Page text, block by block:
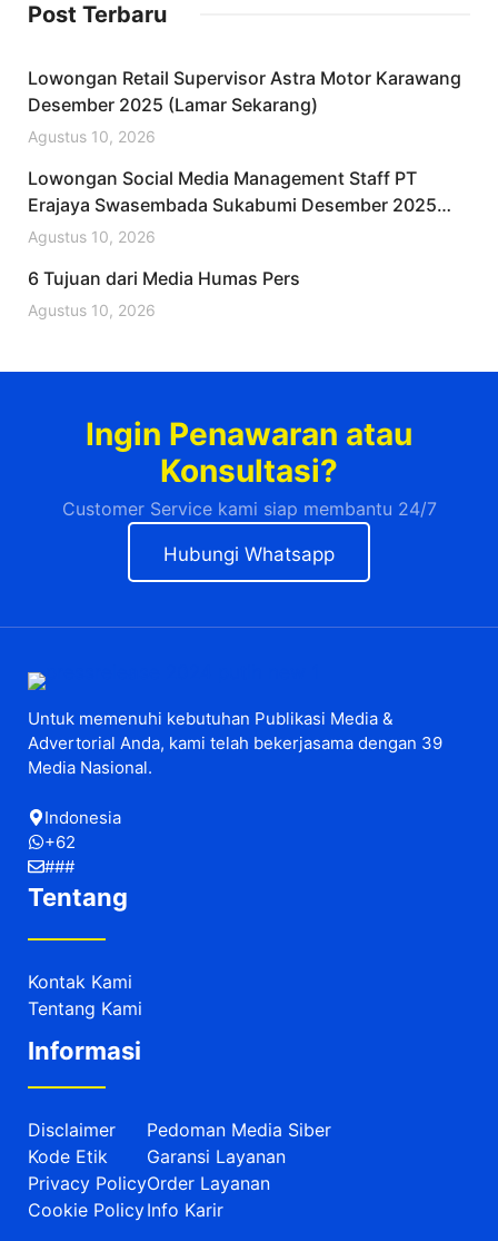
Post Terbaru
Lowongan Retail Supervisor Astra Motor Karawang
Desember 2025 (Lamar Sekarang)
Agustus 10, 2026
Lowongan Social Media Management Staff PT
Erajaya Swasembada Sukabumi Desember 2025
(Lamar Sekarang)
Agustus 10, 2026
6 Tujuan dari Media Humas Pers
Agustus 10, 2026
Ingin Penawaran atau
Konsultasi?
Customer Service kami siap membantu 24/7
Hubungi Whatsapp
Untuk memenuhi kebutuhan Publikasi Media &
Advertorial Anda, kami telah bekerjasama dengan 39
Media Nasional.
Indonesia
+62
###
Tentang
Kontak Kami
Tentang Kami
Informasi
Disclaimer
Kode Etik
Privacy Policy
Cookie Policy
Pedoman Media Siber
Garansi Layanan
Order Layanan
Info Karir